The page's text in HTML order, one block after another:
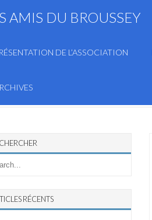
AMIS DU BROUSSEY
DE L’ASSOCIATION
RÉCENTS